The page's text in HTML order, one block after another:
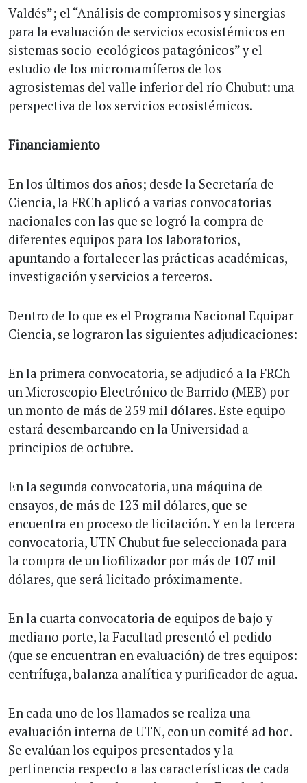
Valdés”; el “Análisis de compromisos y sinergias
para la evaluación de servicios ecosistémicos en
sistemas socio-ecológicos patagónicos” y el
estudio de los micromamíferos de los
agrosistemas del valle inferior del río Chubut: una
perspectiva de los servicios ecosistémicos.
Financiamiento
En los últimos dos años; desde la Secretaría de
Ciencia, la FRCh aplicó a varias convocatorias
nacionales con las que se logró la compra de
diferentes equipos para los laboratorios,
apuntando a fortalecer las prácticas académicas,
investigación y servicios a terceros.
Dentro de lo que es el Programa Nacional Equipar
Ciencia, se lograron las siguientes adjudicaciones:
En la primera convocatoria, se adjudicó a la FRCh
un Microscopio Electrónico de Barrido (MEB) por
un monto de más de 259 mil dólares. Este equipo
estará desembarcando en la Universidad a
principios de octubre.
En la segunda convocatoria, una máquina de
ensayos, de más de 123 mil dólares, que se
encuentra en proceso de licitación. Y en la tercera
convocatoria, UTN Chubut fue seleccionada para
la compra de un liofilizador por más de 107 mil
dólares, que será licitado próximamente.
En la cuarta convocatoria de equipos de bajo y
mediano porte, la Facultad presentó el pedido
(que se encuentran en evaluación) de tres equipos:
centrífuga, balanza analítica y purificador de agua.
En cada uno de los llamados se realiza una
evaluación interna de UTN, con un comité ad hoc.
Se evalúan los equipos presentados y la
pertinencia respecto a las características de cada